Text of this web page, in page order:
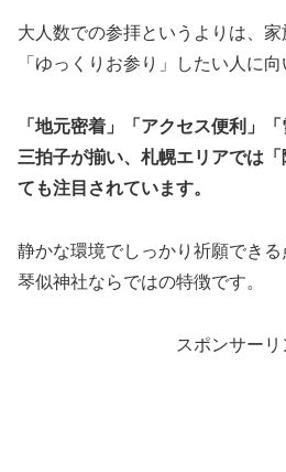
大人数での参拝というよりは、
「ゆっくりお参り」したい人に向
「地元密着」「アクセス便利」
三拍子が揃い、札幌エリアでは
ても注目されています。
静かな環境でしっかり祈願でき
琴似神社ならではの特徴です。
スポンサーリ